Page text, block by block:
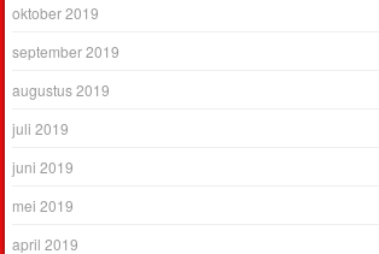
oktober 2019
september 2019
augustus 2019
juli 2019
juni 2019
mei 2019
april 2019